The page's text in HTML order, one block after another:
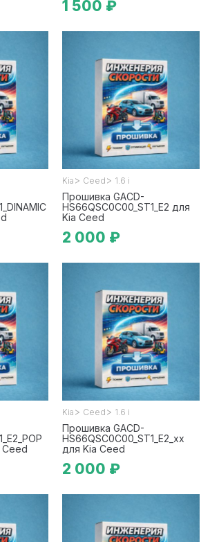
1 500 ₽
Kia > Ceed > 1.6 i
Прошивка GACD-
HS66QSC0C00_ST1_E2 для
Kia Ceed
2 000 ₽
Ceed
Kia > Ceed > 1.6 i
Прошивка GACD-
HS66QSC0C00_ST1_E2_xx
для Kia Ceed
2 000 ₽